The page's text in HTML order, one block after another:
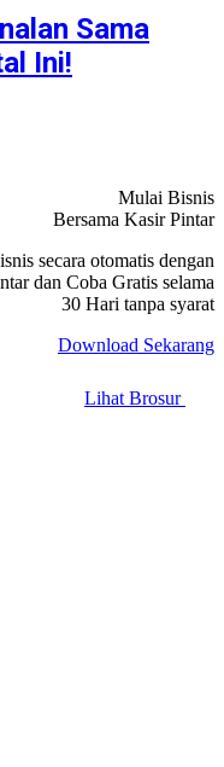
Sama
Ini!
Mulai Bisnis
Bersama Kasir Pintar
secara otomatis dengan
dan Coba Gratis selama
30 Hari tanpa syarat
Download Sekarang
Lihat Brosur